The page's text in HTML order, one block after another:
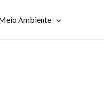
Ambiente